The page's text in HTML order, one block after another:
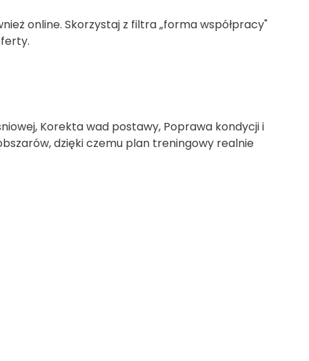
online. Skorzystaj z filtra „forma współpracy"
Korekta wad postawy, Poprawa kondycji i
dzięki czemu plan treningowy realnie